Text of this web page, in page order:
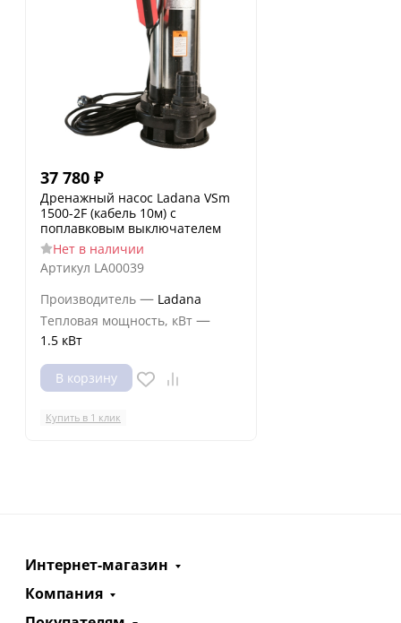
37 780 ₽
Дренажный насос Ladana VSm
1500-2F (кабель 10м) с
поплавковым выключателем
Нет в наличии
Артикул LA00039
Производитель — Ladana
Тепловая мощность, кВт —
1.5 кВт
В корзину
Купить в 1 клик
Интернет-магазин
Компания